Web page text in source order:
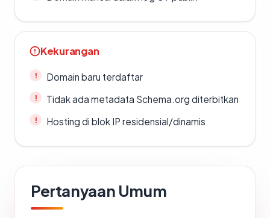
Kekurangan
Domain baru terdaftar
Tidak ada metadata Schema.org diterbitkan
Hosting di blok IP residensial/dinamis
Pertanyaan Umum